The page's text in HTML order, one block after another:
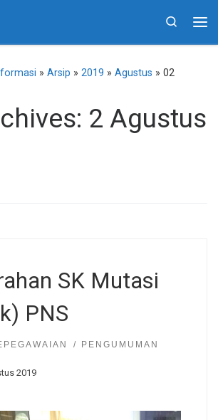
Search
» Arsip » 2019 » Agustus » 02
2 Agustus
SK Mutasi
PNS
PENGUMUMAN
2019